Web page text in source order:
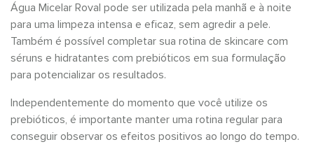
Água Micelar Roval pode ser utilizada pela manhã e à noite
para uma limpeza intensa e eficaz, sem agredir a pele.
Também é possível completar sua rotina de skincare com
séruns e hidratantes com prebióticos em sua formulação
para potencializar os resultados.
Independentemente do momento que você utilize os
prebióticos, é importante manter uma rotina regular para
conseguir observar os efeitos positivos ao longo do tempo.